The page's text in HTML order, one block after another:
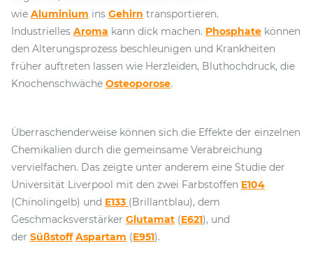
wie Aluminium ins Gehirn transportieren.
Industrielles Aroma kann dick machen. Phosphate können
den Alterungsprozess beschleunigen und Krankheiten
früher auftreten lassen wie Herzleiden, Bluthochdruck, die
Knochenschwäche Osteoporose.
Überraschenderweise können sich die Effekte der einzelnen
Chemikalien durch die gemeinsame Verabreichung
vervielfachen. Das zeigte unter anderem eine Studie der
Universität Liverpool mit den zwei Farbstoffen E104
(Chinolingelb) und E133 (Brillantblau), dem
Geschmacksverstärker Glutamat (E621), und
der Süßstoff Aspartam (E951).